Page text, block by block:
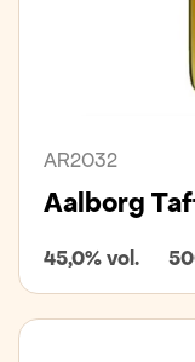
AR2032
Aalborg
45,0% vol.